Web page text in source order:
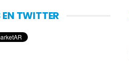
TWITTER